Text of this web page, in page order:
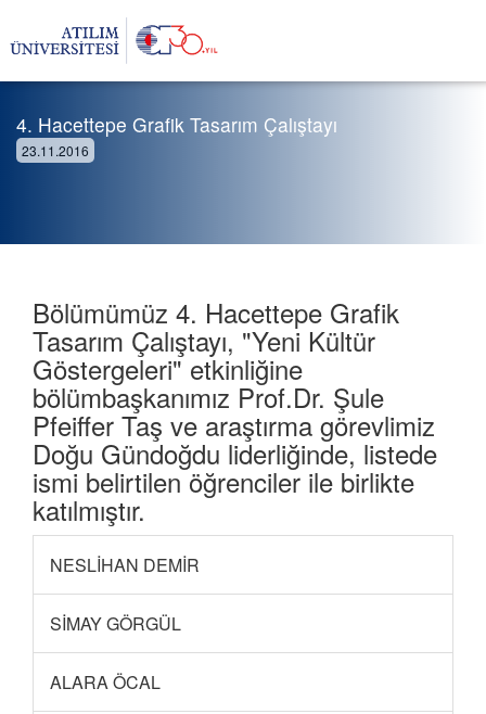
4. Hacettepe Grafik Tasarım Çalıştayı
23.11.2016
Bölümümüz 4. Hacettepe Grafik
Tasarım Çalıştayı, "Yeni Kültür
Göstergeleri" etkinliğine
bölümbaşkanımız Prof.Dr. Şule
Pfeiffer Taş ve araştırma görevlimiz
Doğu Gündoğdu liderliğinde, listede
ismi belirtilen öğrenciler ile birlikte
katılmıştır.
NESLİHAN DEMİR
SİMAY GÖRGÜL
ALARA ÖCAL